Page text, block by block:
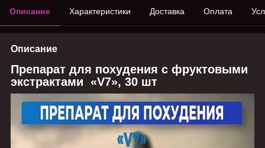
Описание Характеристики Доставка Оплата
Описание
Препарат для похудения с фруктовыми
экстрактами «V7», 30 шт